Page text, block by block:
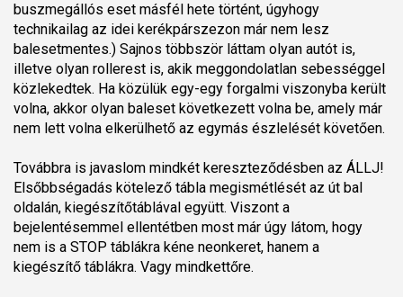
buszmegállós eset másfél hete történt, úgyhogy
technikailag az idei kerékpárszezon már nem lesz
balesetmentes.) Sajnos többször láttam olyan autót is,
illetve olyan rollerest is, akik meggondolatlan sebességgel
közlekedtek. Ha közülük egy-egy forgalmi viszonyba került
volna, akkor olyan baleset következett volna be, amely már
nem lett volna elkerülhető az egymás észlelését követően.
Továbbra is javaslom mindkét kereszteződésben az ÁLLJ!
Elsőbbségadás kötelező tábla megismétlését az út bal
oldalán, kiegészítőtáblával együtt. Viszont a
bejelentésemmel ellentétben most már úgy látom, hogy
nem is a STOP táblákra kéne neonkeret, hanem a
kiegészítő táblákra. Vagy mindkettőre.